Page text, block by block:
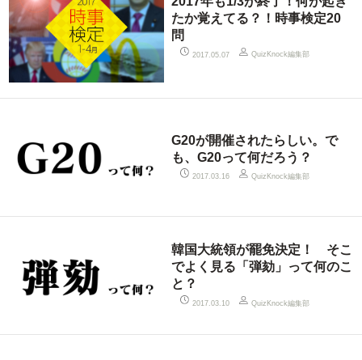
たか覚えてる？！時事検定20
問
2017.05.07 QuizKnock編集部
G20が開催されたらしい。で
も、G20って何だろう？
2017.03.16 QuizKnock編集部
韓国大統領が罷免決定！ そこ
でよく見る「弾劾」って何のこ
と？
2017.03.10 QuizKnock編集部